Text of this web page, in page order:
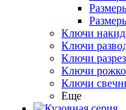
Ключи
Ключи
Ключи
Ключи
Ключи
Еще